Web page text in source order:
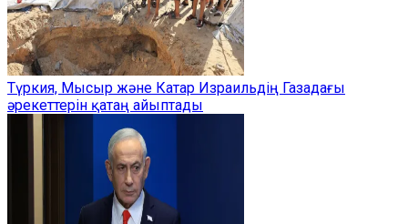
Түркия, Мысыр және Катар Израильдің Газадағы
әрекеттерін қатаң айыптады